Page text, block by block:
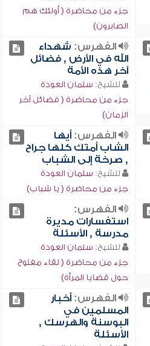
جزء من محاضرة ( أولئك هم
الصابرون)
الفهرس: شهداء
الله في الأرض , فضائل
آخر هذه الأمة
للشيخ: سلمان العودة
جزء من محاضرة ( فضائل آخر
الزمان)
الفهرس:أيها
الشاب أمتك كلها جراح
, صرخة إلى الشباب
للشيخ: سلمان العودة
جزء من محاضرة ( يا شباب)
الفهرس:
استفسارات مديرة
مدرسة , الأسئلة
للشيخ: سلمان العودة
جزء من محاضرة ( لقاء مفتوح
حول قضايا المرأة)
الفهرس:أخبار
المسلمين في
البوسنة والهرسك ,
الأسئلة